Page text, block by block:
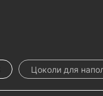
Цоколи для